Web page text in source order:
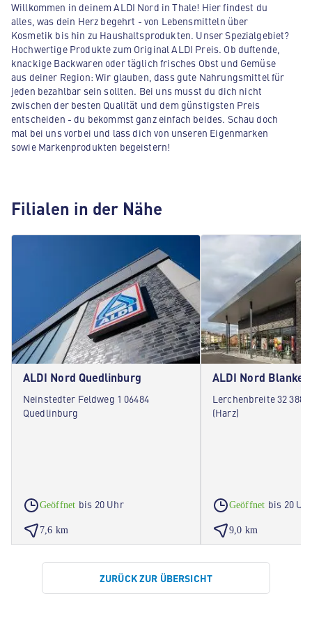
Willkommen in deinem ALDI Nord in Thale! Hier findest du
alles, was dein Herz begehrt - von Lebensmitteln über
Kosmetik bis hin zu Haushaltsprodukten. Unser Spezialgebiet?
Hochwertige Produkte zum Original ALDI Preis. Ob duftende,
knackige Backwaren oder täglich frisches Obst und Gemüse
aus deiner Region: Wir glauben, dass gute Nahrungsmittel für
jeden bezahlbar sein sollten. Bei uns musst du dich nicht
zwischen der besten Qualität und dem günstigsten Preis
entscheiden - du bekommst ganz einfach beides. Schau doch
mal bei uns vorbei und lass dich von unseren Eigenmarken
sowie Markenprodukten begeistern!
Filialen in der Nähe
ALDI Nord Quedlinburg
Neinstedter Feldweg 1 06484
Quedlinburg
Geöffnet bis 20 Uhr
7,6 km
ALDI Nord
Lerchenbreite 32
(Harz)
Geöffnet bis 20
9,0 km
ZURÜCK ZUR ÜBERSICHT